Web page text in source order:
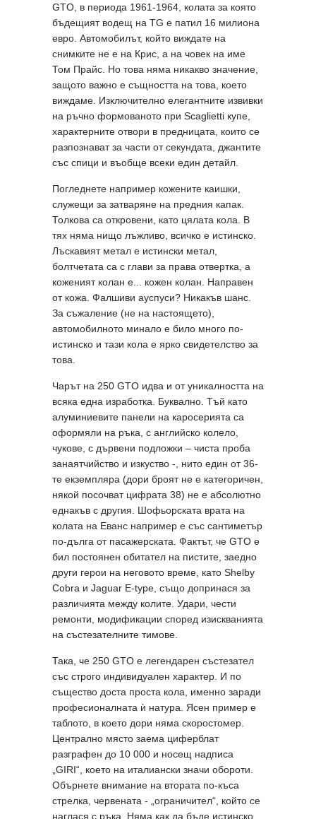
GTO, в периода 1961-1964, колата за която
бъдещият водещ на TG е патил 16 милиона
евро. Автомобилът, който виждате на
снимките не е на Крис, а на човек на име
Том Прайс. Но това няма никакво значение,
защото важно е същността на това, което
виждаме. Изключително елегантните извивки
на ръчно формованото при Scaglietti купе,
характерните отвори в предницата, които се
разпознават за части от секундата, джантите
със спици и въобще всеки един детайл.
Погледнете например кожените каишки,
служещи за затваряне на предния капак.
Толкова са откровени, като цялата кола. В
тях няма нищо лъжливо, всичко е истинско.
Лъскавият метал е истински метал,
болтчетата са с глави за права отвертка, а
коженият колан е... кожен колан. Направен
от кожа. Фалшиви ауспуси? Никакъв шанс.
За съжаление (не на настоящето),
автомобилното минало е било много по-
истинско и тази кола е ярко свидетелство за
това.
Чарът на 250 GTO идва и от уникалността на
всяка една изработка. Буквално. Тъй като
алуминиевите панели на каросерията са
оформяли на ръка, с английско колело,
чукове, с дървени подложки – чиста проба
занаятчийство и изкуство -, нито един от 36-
те екземпляра (дори броят не е категоричен,
някой посочват цифрата 38) не е абсолютно
еднакъв с другия. Шофьорската врата на
колата на Еванс например е със сантиметър
по-дълга от пасажерската. Фактът, че GTO е
бил постоянен обитател на пистите, заедно
други герои на неговото време, като Shelby
Cobra и Jaguar E-type, също допринася за
различията между колите. Удари, чести
ремонти, модификации според изискванията
на състезателните тимове.
Така, че 250 GTO е легендарен състезател
със строго индивидуален характер. И по
същество доста проста кола, именно заради
професионалната ѝ натура. Ясен пример е
таблото, в което дори няма скоростомер.
Централно място заема циферблат
разграфен до 10 000 и носещ надписа
„GIRI“, което на италиански значи обороти.
Обърнете внимание на втората по-къса
стрелка, червената - „ограничител“, който се
наглася с ръка. Няма как да бъде истинско.